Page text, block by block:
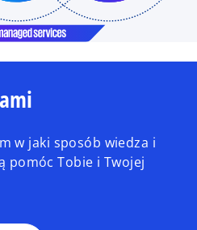
w jaki sposób wiedza i
pomóc Tobie i Twojej